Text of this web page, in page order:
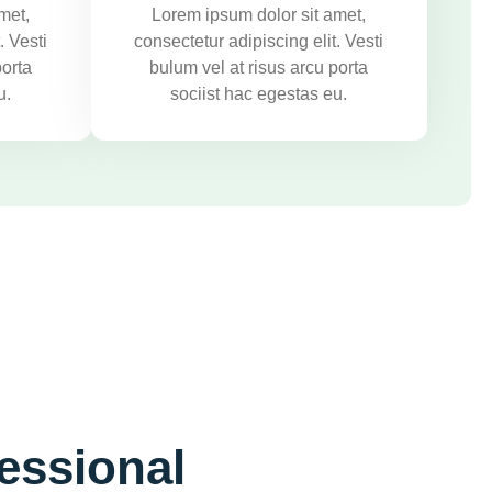
Vesti
Lorem ipsum dolor sit amet,
consectetur adipiscing elit. Vesti
bulum vel at risus arcu porta
sociist hac egestas eu.